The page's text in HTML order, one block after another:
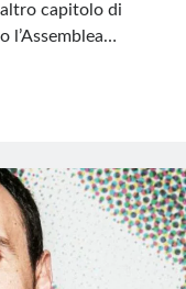
capitolo di
l’Assemblea…